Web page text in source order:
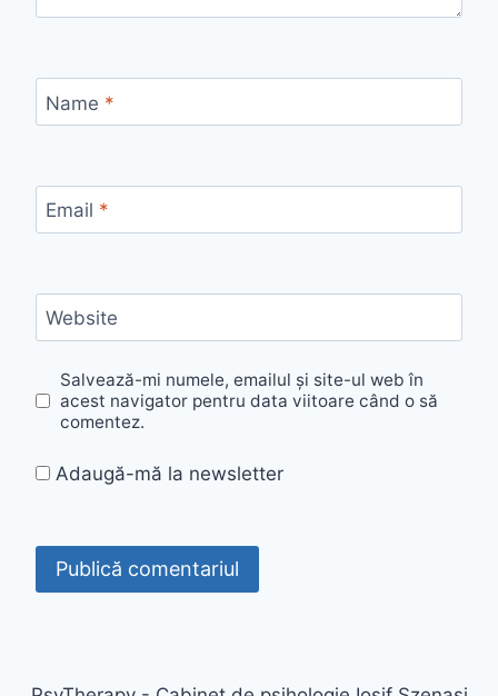
Name *
Email *
Website
Salvează-mi numele, emailul și site-ul web în
acest navigator pentru data viitoare când o să
comentez.
Adaugă-mă la newsletter